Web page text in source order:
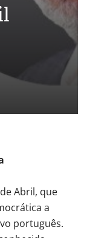
Abril, que
a
português.